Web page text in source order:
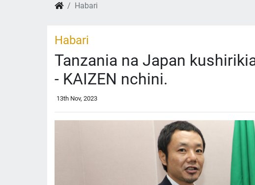
Habari
Habari
Tanzania na Japan
- KAIZEN nchini.
13th Nov, 2023